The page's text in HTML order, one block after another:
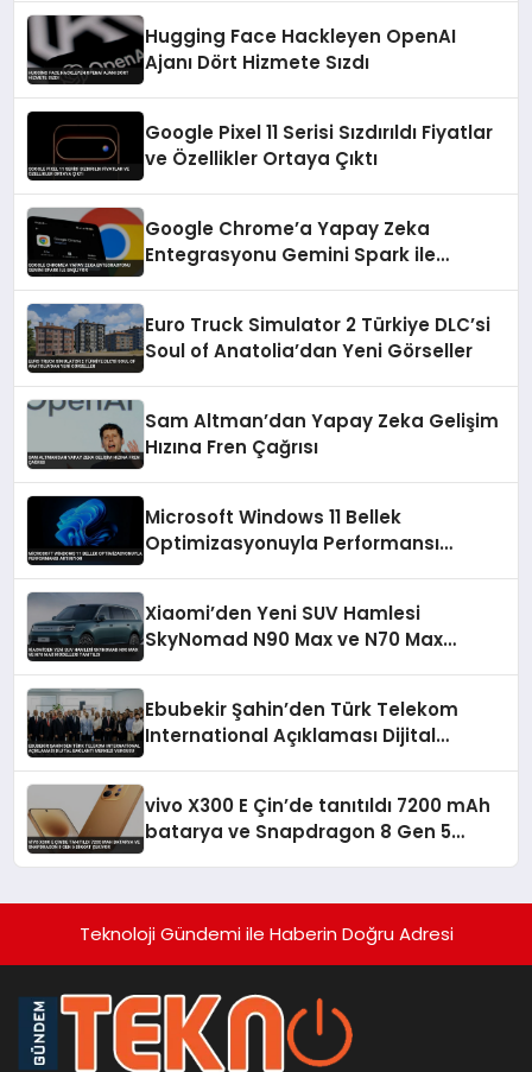
Hugging Face Hackleyen OpenAI
Ajanı Dört Hizmete Sızdı
Google Pixel 11 Serisi Sızdırıldı Fiyatlar
ve Özellikler Ortaya Çıktı
Google Chrome’a Yapay Zeka
Entegrasyonu Gemini Spark ile
Euro Truck Simulator 2 Türkiye DLC’si
Soul of Anatolia’dan Yeni Görseller
Sam Altman’dan Yapay Zeka Gelişim
Hızına Fren Çağrısı
Microsoft Windows 11 Bellek
Optimizasyonuyla Performansı
Xiaomi’den Yeni SUV Hamlesi
SkyNomad N90 Max ve N70 Max
Ebubekir Şahin’den Türk Telekom
International Açıklaması Dijital
vivo X300 E Çin’de tanıtıldı 7200 mAh
batarya ve Snapdragon 8 Gen 5
Teknoloji Gündemi ile Haberin Doğru Adresi